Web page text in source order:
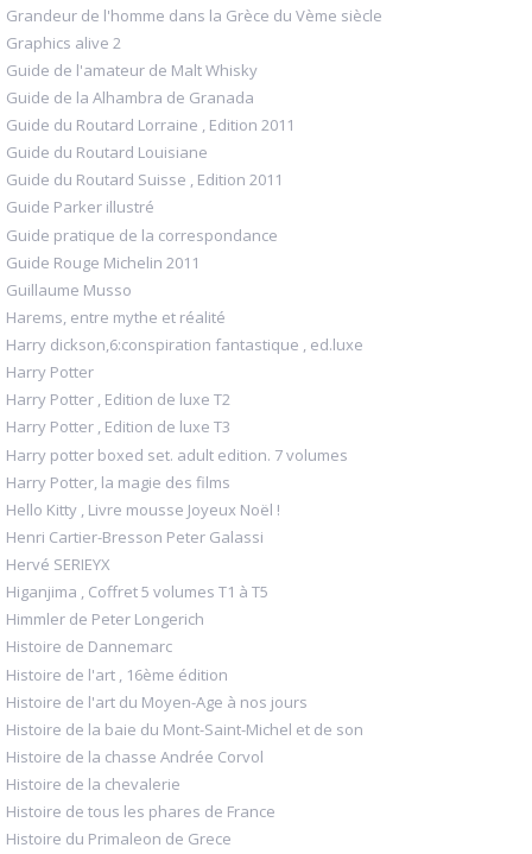
Grandeur de l'homme dans la Grèce du Vème siècle
Graphics alive 2
Guide de l'amateur de Malt Whisky
Guide de la Alhambra de Granada
Guide du Routard Lorraine , Edition 2011
Guide du Routard Louisiane
Guide du Routard Suisse , Edition 2011
Guide Parker illustré
Guide pratique de la correspondance
Guide Rouge Michelin 2011
Guillaume Musso
Harems, entre mythe et réalité
Harry dickson,6:conspiration fantastique , ed.luxe
Harry Potter
Harry Potter , Edition de luxe T2
Harry Potter , Edition de luxe T3
Harry potter boxed set. adult edition. 7 volumes
Harry Potter, la magie des films
Hello Kitty , Livre mousse Joyeux Noël !
Henri Cartier-Bresson Peter Galassi
Hervé SERIEYX
Higanjima , Coffret 5 volumes T1 à T5
Himmler de Peter Longerich
Histoire de Dannemarc
Histoire de l'art , 16ème édition
Histoire de l'art du Moyen-Age à nos jours
Histoire de la baie du Mont-Saint-Michel et de son
Histoire de la chasse Andrée Corvol
Histoire de la chevalerie
Histoire de tous les phares de France
Histoire du Primaleon de Grece